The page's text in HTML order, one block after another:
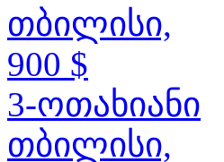
თბილისი,
900 $
3-ოთახიანი
თბილისი,